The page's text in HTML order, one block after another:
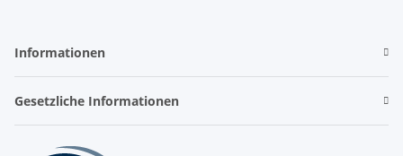
Informationen
Gesetzliche Informationen